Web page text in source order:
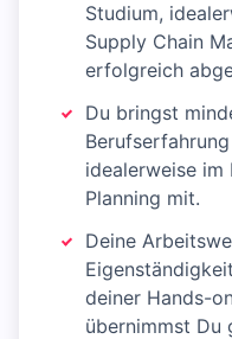
Studium,
Supply Chain
erfolgreich
Du bringst
idealerweise im
Planning mit.
Deine
deiner Hands-
übernimmst Du